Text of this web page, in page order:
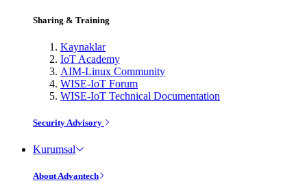
Sharing & Training
Kaynaklar
IoT Academy
AIM-Linux Community
WISE-IoT Forum
WISE-IoT Technical Documentation
Security Advisory
Kurumsal
About Advantech